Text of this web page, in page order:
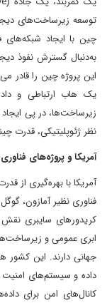
توسعه زیرساخت‌های
به‌دنبال گسترش نفوذ
این پروژه چین را قادر
یک هاب ارتباطی و
زیرساخت‌ها، در پی
نظر ژئوپلیتیکی، قدرت
آمریکا و پروژه‌های
آمریکا با بهره‌گیری از
فناوری نظیر آمازون،
کریدورهای سایبری
جهانی دارند. این کشور
داده و سیستم‌های
کانال‌های امن برای